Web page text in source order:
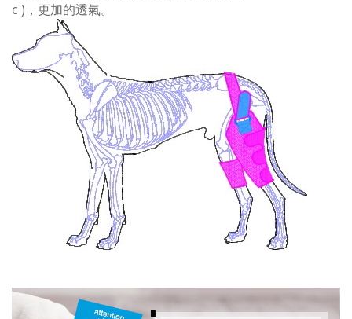
c )，更加的透氣。